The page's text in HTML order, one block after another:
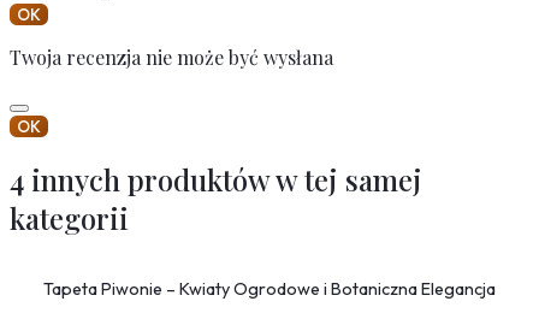
OK
Twoja recenzja nie może być wysłana
OK
4 innych produktów w tej samej
kategorii
Tapeta Piwonie – Kwiaty Ogrodowe i Botaniczna Elegancja